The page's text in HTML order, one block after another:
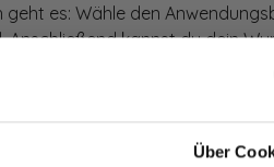
Über
geht es: Wähle den
Anschließend kannst du dein
Konfigurators werden dir
Parallel erhältst du dein